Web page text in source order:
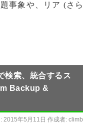
事象や、リア (さら
検索、統合するス
Backup &
2015年5月11日 作成者: climb